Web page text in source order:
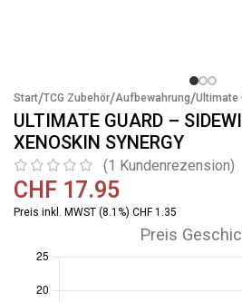
Start/TCG Zubehör/Aufbewahrung/Ultimate
ULTIMATE GUARD –
XENOSKIN SYNERGY
(1 Kundenrezension)
CHF 17.95
Preis inkl. MWST (8.1%) CHF 1.35
Preis